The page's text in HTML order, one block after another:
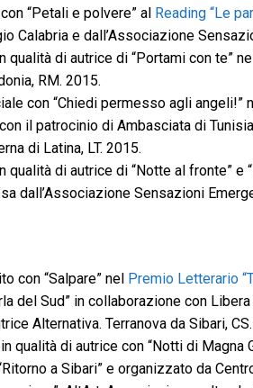
“Petali e polvere” al Reading “Le
Calabria e dall’Associazione
qualità di autrice di “Portami con te”
RM. 2015.
con “Chiedi permesso agli angeli!”
il patrocinio di Ambasciata di
di Latina, LT. 2015.
qualità di autrice di “Notte al fronte” e
dall’Associazione Sensazioni
con “Salpare” nel Premio Letterario
del Sud” in collaborazione con
Alternativa. Terranova da Sibari,
qualità di autrice con “Notti di Magna
a Sibari” e organizzato da